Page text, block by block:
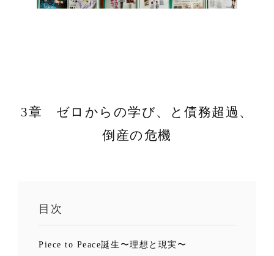
3章 ゼロからの学び、と債務超過、
倒産の危機
目次
Piece to Peace誕生〜理想と現実〜